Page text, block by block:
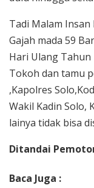
Tadi Malam
Gajah mada 59
Hari Ulang
Tokoh dan tamu
,Kapolres
Wakil Kadin Solo,
lainya tidak bisa
Ditandai
Baca Juga :